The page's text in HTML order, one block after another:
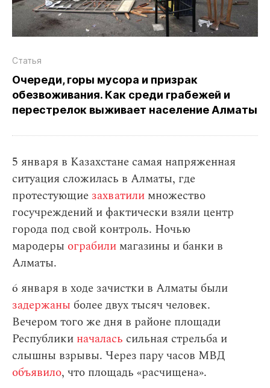
Статья
Очереди, горы мусора и призрак
обезвоживания. Как среди грабежей и
перестрелок выживает население Алматы
5 января в Казахстане самая напряженная
ситуация сложилась в Алматы, где
протестующие захватили множество
госучреждений и фактически взяли центр
города под свой контроль. Ночью
мародеры ограбили магазины и банки в
Алматы.
6 января в ходе зачистки в Алматы были
задержаны более двух тысяч человек.
Вечером того же дня в районе площади
Республики началась сильная стрельба и
слышны взрывы. Через пару часов МВД
объявило, что площадь «расчищена».